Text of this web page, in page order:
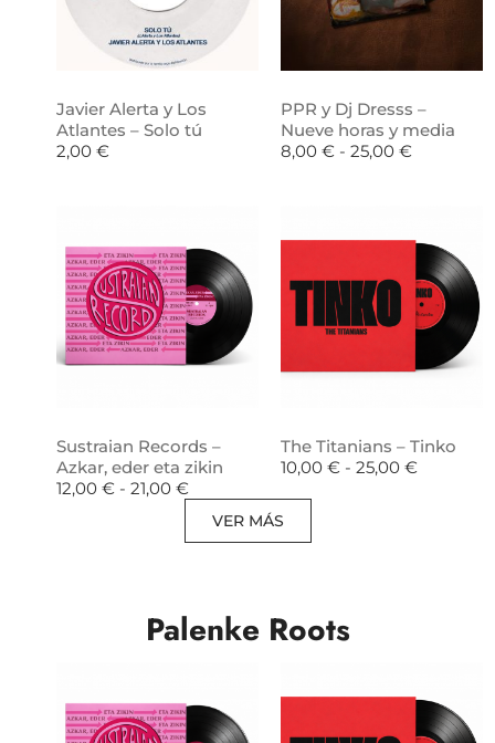
Javier Alerta y Los
Atlantes – Solo tú
2,00 €
PPR y Dj Dresss –
Nueve horas y media
8,00 € - 25,00 €
Sustraian Records –
Azkar, eder eta zikin
12,00 € - 21,00 €
The Titanians – Tinko
10,00 € - 25,00 €
VER MÁS
Palenke Roots